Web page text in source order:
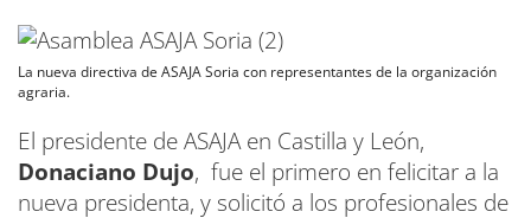
La nueva directiva de ASAJA Soria con representantes de la organización
agraria.
El presidente de ASAJA en Castilla y León,
Donaciano Dujo, fue el primero en felicitar a la
nueva presidenta, y solicitó a los profesionales de